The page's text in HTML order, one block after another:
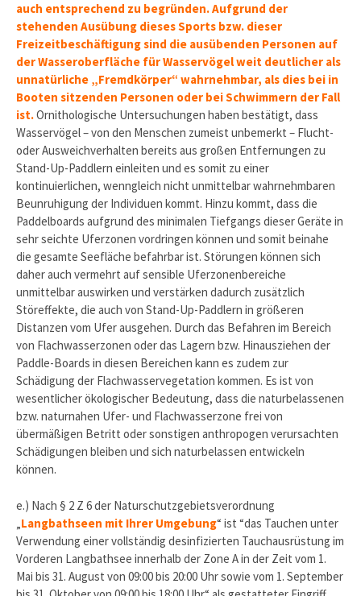
auch entsprechend zu begründen. Aufgrund der
stehenden Ausübung dieses Sports bzw. dieser
Freizeitbeschäftigung sind die ausübenden Personen auf
der Wasseroberfläche für Wasservögel weit deutlicher als
unnatürliche „Fremdkörper“ wahrnehmbar, als dies bei in
Booten sitzenden Personen oder bei Schwimmern der Fall
ist.Ornithologische Untersuchungen haben bestätigt, dass
Wasservögel – von den Menschen zumeist unbemerkt – Flucht-
oder Ausweichverhalten bereits aus großen Entfernungen zu
Stand-Up-Paddlern einleiten und es somit zu einer
kontinuierlichen, wenngleich nicht unmittelbar wahrnehmbaren
Beunruhigung der Individuen kommt. Hinzu kommt, dass die
Paddelboards aufgrund des minimalen Tiefgangs dieser Geräte in
sehr seichte Uferzonen vordringen können und somit beinahe
die gesamte Seefläche befahrbar ist. Störungen können sich
daher auch vermehrt auf sensible Uferzonenbereiche
unmittelbar auswirken und verstärken dadurch zusätzlich
Störeffekte, die auch von Stand-Up-Paddlern in größeren
Distanzen vom Ufer ausgehen. Durch das Befahren im Bereich
von Flachwasserzonen oder das Lagern bzw. Hinausziehen der
Paddle-Boards in diesen Bereichen kann es zudem zur
Schädigung der Flachwasservegetation kommen. Es ist von
wesentlicher ökologischer Bedeutung, dass die naturbelassenen
bzw. naturnahen Ufer- und Flachwasserzone frei von
übermäßigen Betritt oder sonstigen anthropogen verursachten
Schädigungen bleiben und sich naturbelassen entwickeln
können.
e.) Nach § 2 Z 6 der Naturschutzgebietsverordnung
„Langbathseen mit Ihrer Umgebung“ ist “das Tauchen unter
Verwendung einer vollständig desinfizierten Tauchausrüstung im
Vorderen Langbathsee innerhalb der Zone A in der Zeit vom 1.
Mai bis 31. August von 09:00 bis 20:00 Uhr sowie vom 1. September